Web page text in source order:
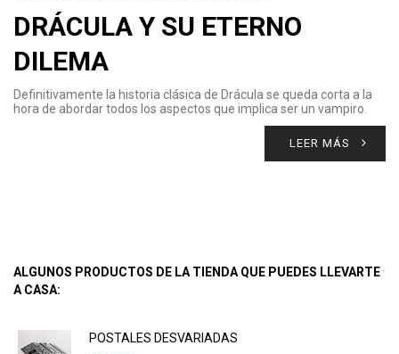
DRÁCULA Y SU ETERNO
DILEMA
Definitivamente la historia clásica de Drácula se queda corta a la
hora de abordar todos los aspectos que implica ser un vampiro.
LEER MÁS
ALGUNOS PRODUCTOS DE LA TIENDA QUE PUEDES LLEVARTE
A CASA:
POSTALES DESVARIADAS